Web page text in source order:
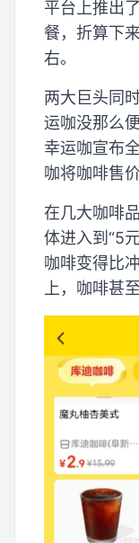
平台上推出
餐，折算下
右。
两大巨头同
运咖没那么
幸运咖宣布
咖将咖啡售
在几大咖啡
体进入到“5
咖啡变得比
上，咖啡甚